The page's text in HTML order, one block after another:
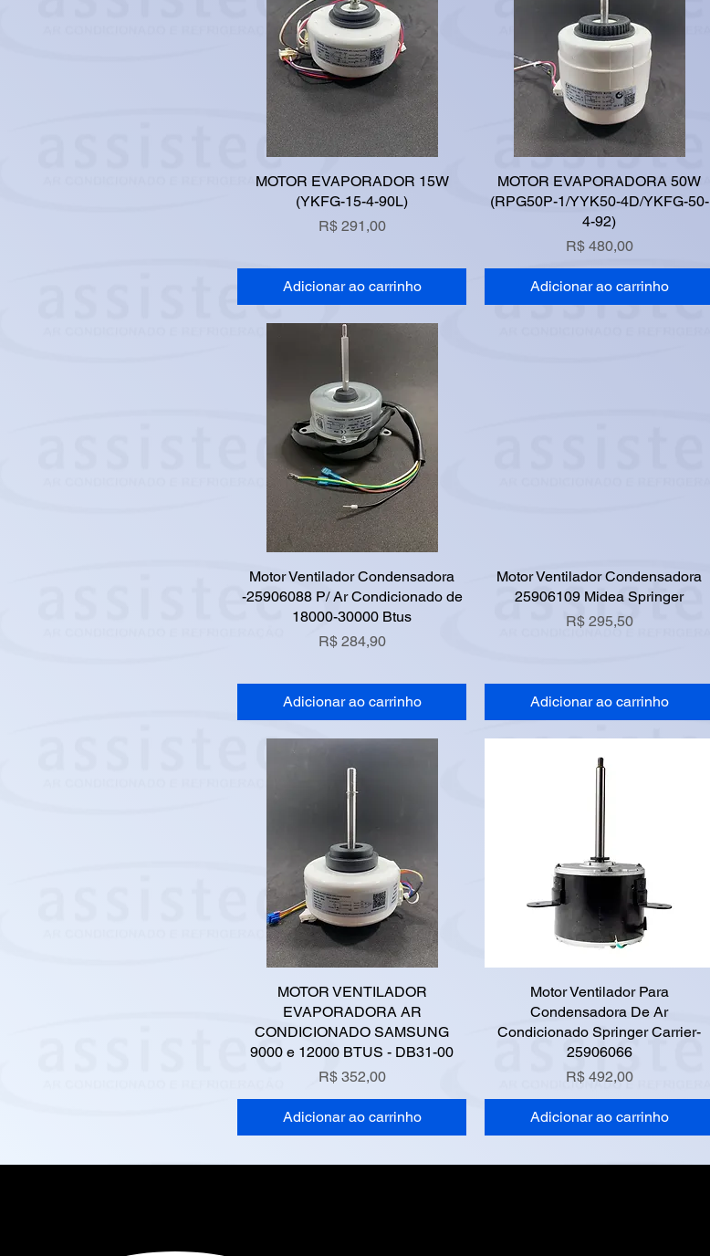
MOTOR EVAPORADOR 15W
(YKFG-15-4-90L)
Preço
R$ 291,00
Adicionar ao carrinho
MOTOR EVAPORADORA 50W
(RPG50P-1/YYK50-4D/YKFG-50-
4-92)
Preço
R$ 480,00
Adicionar ao carrinho
Motor Ventilador Condensadora
-25906088 P/ Ar Condicionado de
18000-30000 Btus
Preço
R$ 284,90
Adicionar ao carrinho
Motor Ventilador Condensadora
25906109 Midea Springer
Preço
R$ 295,50
Adicionar ao carrinho
MOTOR VENTILADOR
EVAPORADORA AR
CONDICIONADO SAMSUNG
9000 e 12000 BTUS - DB31-00
Preço
R$ 352,00
Adicionar ao carrinho
Motor Ventilador Para
Condensadora De Ar
Condicionado Springer Carrier-
25906066
Preço
R$ 492,00
Adicionar ao carrinho